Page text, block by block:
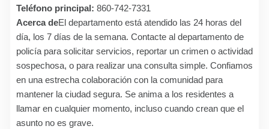
Teléfono principal: 860-742-7331
Acerca deEl departamento está atendido las 24 horas del
día, los 7 días de la semana. Contacte al departamento de
policía para solicitar servicios, reportar un crimen o actividad
sospechosa, o para realizar una consulta simple. Confiamos
en una estrecha colaboración con la comunidad para
mantener la ciudad segura. Se anima a los residentes a
llamar en cualquier momento, incluso cuando crean que el
asunto no es grave.